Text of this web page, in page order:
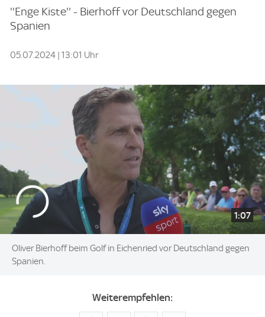
''Enge Kiste'' - Bierhoff vor Deutschland gegen
Spanien
05.07.2024 | 13:01 Uhr
1:07
Oliver Bierhoff beim Golf in Eichenried vor Deutschland gegen
Spanien.
Weiterempfehlen: